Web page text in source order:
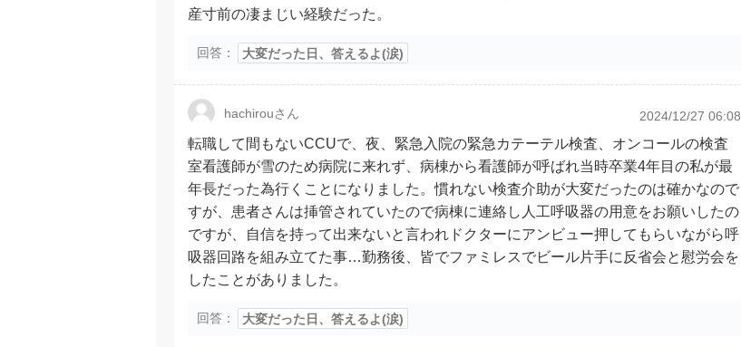
産寸前の凄まじい経験だった。
回答： 大変だった日、答えるよ(涙)
hachirouさん 2024/12/27 06:08
転職して間もないCCUで、夜、緊急入院の緊急カテーテル検査、オンコールの検査
室看護師が雪のため病院に来れず、病棟から看護師が呼ばれ当時卒業4年目の私が最
年長だった為行くことになりました。慣れない検査介助が大変だったのは確かなので
すが、患者さんは挿管されていたので病棟に連絡し人工呼吸器の用意をお願いしたの
ですが、自信を持って出来ないと言われドクターにアンビュー押してもらいながら呼
吸器回路を組み立てた事…勤務後、皆でファミレスでビール片手に反省会と慰労会を
したことがありました。
回答： 大変だった日、答えるよ(涙)